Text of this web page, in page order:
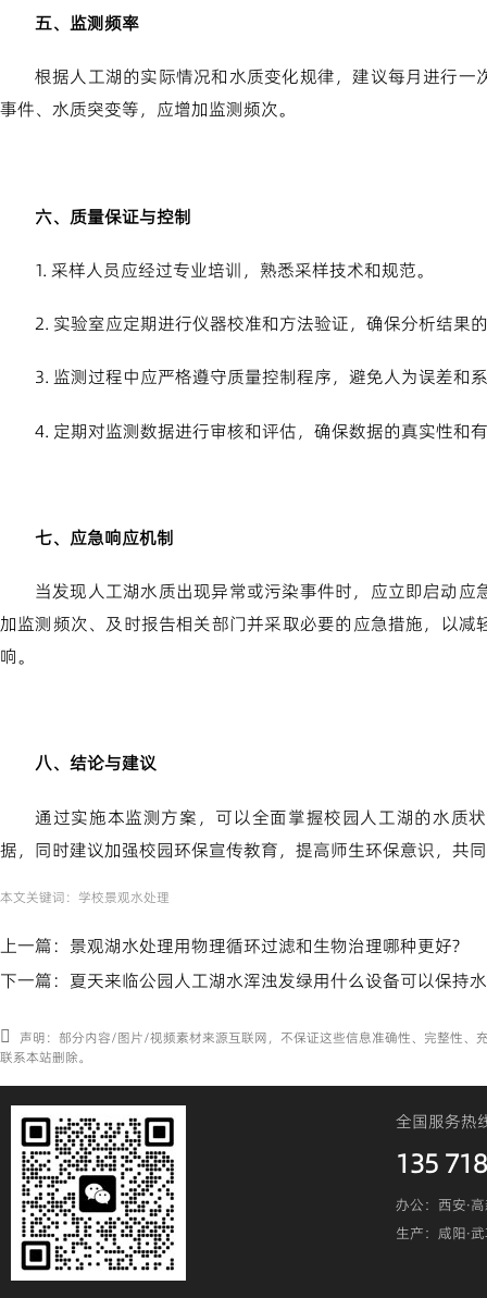
五、监测频率
根据人工湖的实际情况和水质变化规律，建议每月进行
事件、水质突变等，应增加监测频次。
六、质量保证与控制
1. 采样人员应经过专业培训，熟悉采样技术和规范。
2. 实验室应定期进行仪器校准和方法验证，确保分析结果
3. 监测过程中应严格遵守质量控制程序，避免人为误差和
4. 定期对监测数据进行审核和评估，确保数据的真实性和
七、应急响应机制
当发现人工湖水质出现异常或污染事件时，应立即启动
加监测频次、及时报告相关部门并采取必要的应急措施，以
响。
八、结论与建议
通过实施本监测方案，可以全面掌握校园人工湖的水质
据，同时建议加强校园环保宣传教育，提高师生环保意识，共
本文关键词： 学校景观水处理
上一篇： 景观湖水处理用物理循环过滤和生物治理哪种更好?
下一篇： 夏天来临公园人工湖水浑浊发绿用什么设备可以保持
声明：部分内容/图片/视频素材来源互联网，不保证这些信息准确性、完整性、
联系本站删除。
全国服务热
135
办公：西安·
生产：咸阳·